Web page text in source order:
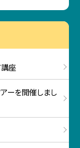
座
ーを開催しまし